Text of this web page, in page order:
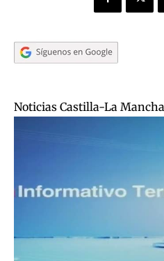
Noticias Castilla-La Mancha